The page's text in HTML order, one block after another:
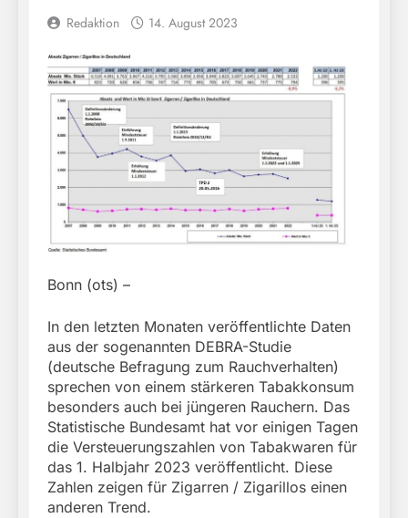
Redaktion 14. August 2023
Bonn (ots) –
In den letzten Monaten veröffentlichte Daten
aus der sogenannten DEBRA-Studie
(deutsche Befragung zum Rauchverhalten)
sprechen von einem stärkeren Tabakkonsum
besonders auch bei jüngeren Rauchern. Das
Statistische Bundesamt hat vor einigen Tagen
die Versteuerungszahlen von Tabakwaren für
das 1. Halbjahr 2023 veröffentlicht. Diese
Zahlen zeigen für Zigarren / Zigarillos einen
anderen Trend.